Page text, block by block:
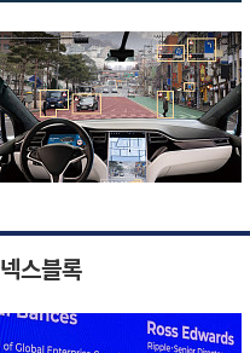
넥스블록